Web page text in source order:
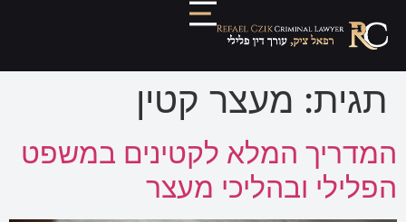
תגית: מעצר קטין
המדריך המלא לקטינים במשפט
הפלילי ובהליכי מעצר